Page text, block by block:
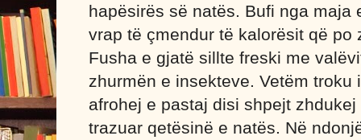
hapësirës së natës. Bufi nga maja
vrap të çmendur të kalorësit që po
Fusha e gjatë sillte freski me
zhurmën e insekteve. Vetëm troku
afrohej e pastaj disi shpejt
trazuar qetësinë e natës. Në